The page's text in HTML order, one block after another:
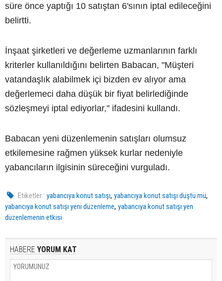
süre önce yaptığı 10 satıştan 6'sının iptal edileceğini
belirtti.
İnşaat şirketleri ve değerleme uzmanlarının farklı
kriterler kullanıldığını belirten Babacan, "Müşteri
vatandaşlık alabilmek içi bizden ev alıyor ama
değerlemeci daha düşük bir fiyat belirlediğinde
sözleşmeyi iptal ediyorlar," ifadesini kullandı.
Babacan yeni düzenlemenin satışları olumsuz
etkilemesine rağmen yüksek kurlar nedeniyle
yabancıların ilgisinin süreceğini vurguladı.
Etiketler : yabancıya konut satışı,yabancıya konut satışı düştü mü,
yabancıya konut satışı yeni düzenleme, yabancıya konut satışı yen
düzenlemenin etkisi
HABERE YORUM KAT